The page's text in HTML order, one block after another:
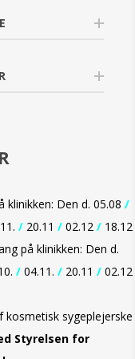
Den d. 05.08 /
/ 20.11 / 02.12 / 18.12
på klinikken: Den d.
/ 04.11. / 20.11 / 02.12
sygeplejerske
Styrelsen for